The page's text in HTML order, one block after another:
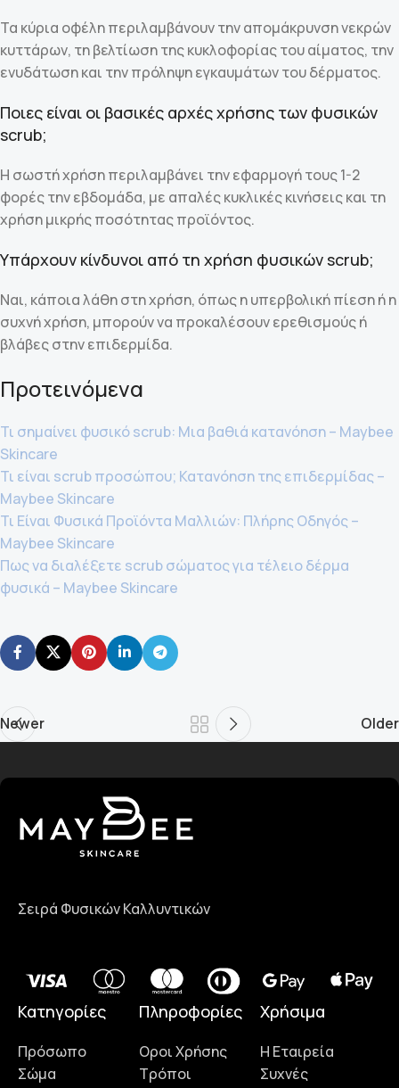
Τα κύρια οφέλη περιλαμβάνουν την απομάκρυνση νεκρών
κυττάρων, τη βελτίωση της κυκλοφορίας του αίματος, την
ενυδάτωση και την πρόληψη εγκαυμάτων του δέρματος.
Ποιες είναι οι βασικές αρχές χρήσης των φυσικών
scrub;
Η σωστή χρήση περιλαμβάνει την εφαρμογή τους 1-2
φορές την εβδομάδα, με απαλές κυκλικές κινήσεις και τη
χρήση μικρής ποσότητας προϊόντος.
Υπάρχουν κίνδυνοι από τη χρήση φυσικών scrub;
Ναι, κάποια λάθη στη χρήση, όπως η υπερβολική πίεση ή η
συχνή χρήση, μπορούν να προκαλέσουν ερεθισμούς ή
βλάβες στην επιδερμίδα.
Προτεινόμενα
Τι σημαίνει φυσικό scrub: Μια βαθιά κατανόηση – Maybee
Skincare
Τι είναι scrub προσώπου; Κατανόηση της επιδερμίδας –
Maybee Skincare
Τι Είναι Φυσικά Προϊόντα Μαλλιών: Πλήρης Οδηγός –
Maybee Skincare
Πως να διαλέξετε scrub σώματος για τέλειο δέρμα
φυσικά – Maybee Skincare
Newer Older
Σειρά Φυσικών Καλλυντικών
Κατηγορίες
Πρόσωπο
Σώμα
Πληροφορίες
Οροι Χρήσης
Τρόποι
Χρήσιμα
Η Εταιρεία
Συχνές